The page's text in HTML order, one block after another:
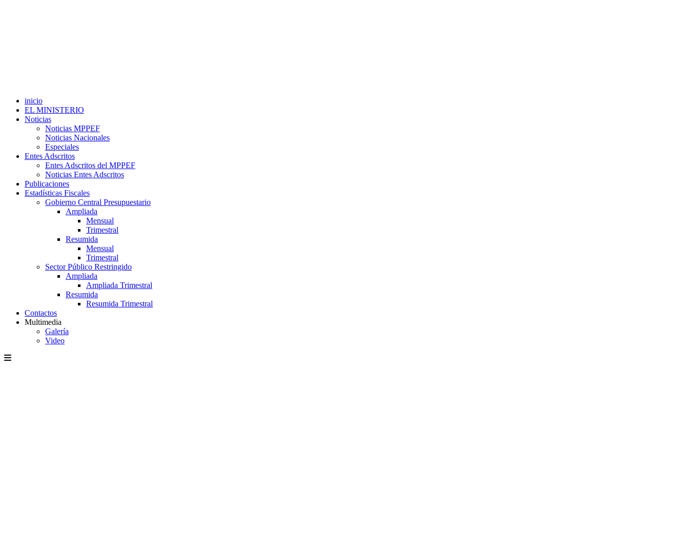
inicio
EL MINISTERIO
Noticias
Noticias MPPEF
Noticias Nacionales
Especiales
Entes Adscritos
Entes Adscritos del MPPEF
Noticias Entes Adscritos
Publicaciones
Estadísticas Fiscales
Gobierno Central Presupuestario
Ampliada
Mensual
Trimestral
Resumida
Mensual
Trimestral
Sector Público Restringido
Ampliada
Ampliada Trimestral
Resumida
Resumida Trimestral
Contactos
Multimedia
Galería
Video